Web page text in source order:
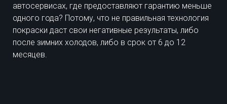
автосервисах, где предоставляют гарантию меньше
одного года? Потому, что не правильная технология
покраски даст свои негативные результаты, либо
после зимних холодов, либо в срок от 6 до 12
месяцев.